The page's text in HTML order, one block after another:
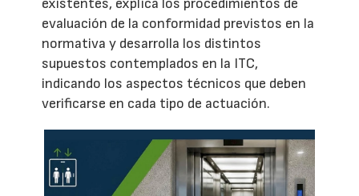
existentes, explica los procedimientos de
evaluación de la conformidad previstos en la
normativa y desarrolla los distintos
supuestos contemplados en la ITC,
indicando los aspectos técnicos que deben
verificarse en cada tipo de actuación.